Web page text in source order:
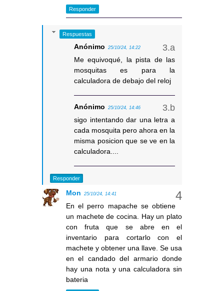
Responder
Respuestas
Anónimo 25/10/24, 14:22
Me equivoqué, la pista de las
mosquitas es para la
calculadora de debajo del reloj
Anónimo 25/10/24, 14:46
sigo intentando dar una letra a
cada mosquita pero ahora en la
misma posicion que se ve en la
calculadora....
Responder
Mon 25/10/24, 14:41
En el perro mapache se obtiene
un machete de cocina. Hay un plato
con fruta que se abre en el
inventario para cortarlo con el
machete y obtener una llave. Se usa
en el candado del armario donde
hay una nota y una calculadora sin
bateria